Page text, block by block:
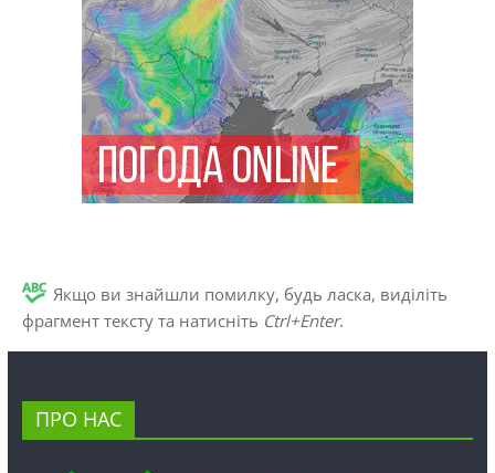
Якщо ви знайшли помилку, будь ласка, виділіть
фрагмент тексту та натисніть Ctrl+Enter.
ПРО НАС